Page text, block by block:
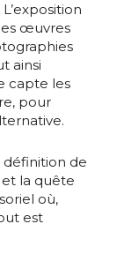
œuvres
ainsi
capte les
pour
définition de
et la quête
où,
est